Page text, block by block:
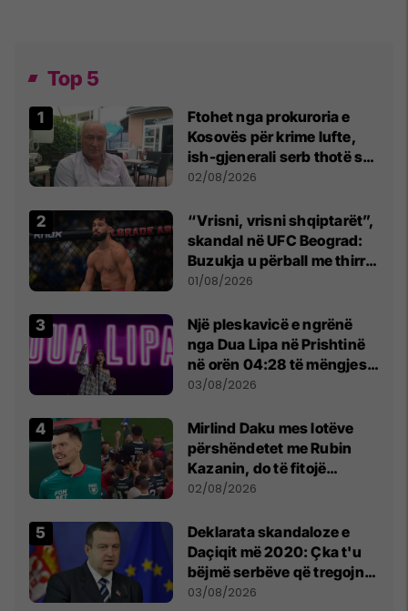
Top 5
Ftohet nga prokuroria e
Kosovës për krime lufte,
ish-gjenerali serb thotë se
dikush e tradhtoi në
02/08/2026
“Vrisni, vrisni shqiptarët”,
skandal në UFC Beograd:
Buzukja u përball me thirrje
anti-shqiptare nga
01/08/2026
Një pleskavicë e ngrënë
nga Dua Lipa në Prishtinë
në orën 04:28 të mëngjesit
- dhe bota digjitale serbe
03/08/2026
Mirlind Daku mes lotëve
përshëndetet me Rubin
Kazanin, do të fitojë
miliona te Spartak Moska
02/08/2026
​Deklarata skandaloze e
Daçiqit më 2020: Çka t'u
bëjmë serbëve që tregojnë
ku janë varrosur shqiptarët
03/08/2026